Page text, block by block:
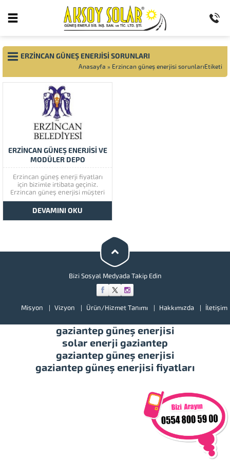
ERZINCAN GÜNEŞ ENERJISI SORUNLARI
Anasayfa » Erzincan güneş enerjisi sorunlarıEtiketi
ERZİNCAN GÜNEŞ ENERJİSİ VE
MODÜLER DEPO
Erzincan güneş enerji fiyatları
için bizimle irtibata geçiniz.
Erzincan güneş enerjisi müşteri
memnuniyetine çok önem
vermektedir. Erzincan güneş
enerjisinin kaliteli ürünlerini
görmek için lütfen ürünlerimize
illerimizde hizmet vermekteyiz.
Tüm soru,...
DEVAMINI OKU
Bizi Sosyal Medyada Takip Edin
Misyon Vizyon Ürün/Hizmet Tanımı Hakkımızda İletişim
gaziantep güneş enerjisi
solar enerji gaziantep
gaziantep güneş enerjisi
gaziantep güneş enerjisi fiyatları